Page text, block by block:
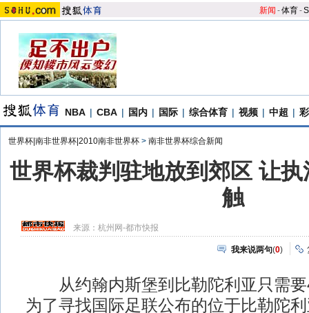
新闻 -体育-S
NBA | CBA | 国内 | 国际 | 综合体育 | 视频 | 中超 |
世界杯|南非世界杯|2010南非世界杯 > 南非世界杯综合新闻
世界杯裁判驻地放到郊区 让
触
来源：杭州网-都市快报
我来说两句(0)
从约翰内斯堡到比勒陀利亚只需要
为了寻找国际足联公布的位于比勒陀